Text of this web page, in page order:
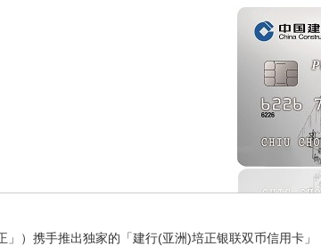
）携手推出独家的「建行(亚洲)培正银联双币信用卡